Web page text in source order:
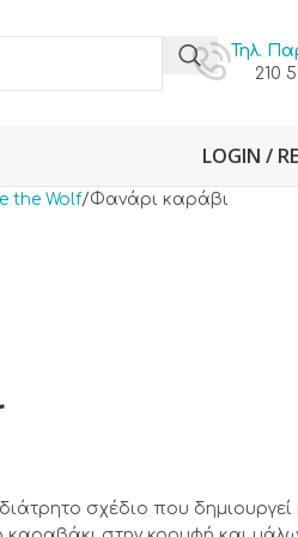
Τηλ.
210
LOGIN /
the Wolf Φανάρι καράβι
σχέδιο που δημιουργεί